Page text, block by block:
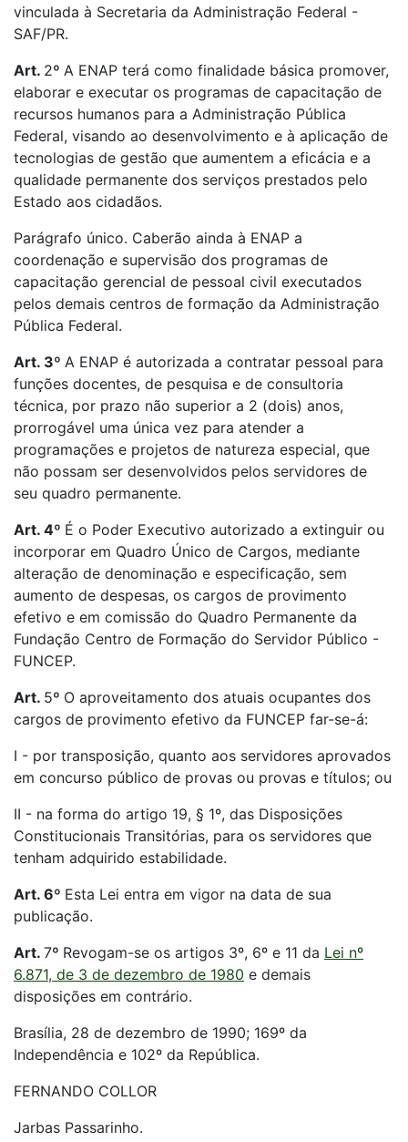
vinculada à Secretaria da Administração Federal -
SAF/PR.
Art. 2º A ENAP terá como finalidade básica promover,
elaborar e executar os programas de capacitação de
recursos humanos para a Administração Pública
Federal, visando ao desenvolvimento e à aplicação de
tecnologias de gestão que aumentem a eficácia e a
qualidade permanente dos serviços prestados pelo
Estado aos cidadãos.
Parágrafo único. Caberão ainda à ENAP a
coordenação e supervisão dos programas de
capacitação gerencial de pessoal civil executados
pelos demais centros de formação da Administração
Pública Federal.
Art. 3º A ENAP é autorizada a contratar pessoal para
funções docentes, de pesquisa e de consultoria
técnica, por prazo não superior a 2 (dois) anos,
prorrogável uma única vez para atender a
programações e projetos de natureza especial, que
não possam ser desenvolvidos pelos servidores de
seu quadro permanente.
Art. 4º É o Poder Executivo autorizado a extinguir ou
incorporar em Quadro Único de Cargos, mediante
alteração de denominação e especificação, sem
aumento de despesas, os cargos de provimento
efetivo e em comissão do Quadro Permanente da
Fundação Centro de Formação do Servidor Público -
FUNCEP.
Art. 5º O aproveitamento dos atuais ocupantes dos
cargos de provimento efetivo da FUNCEP far-se-á:
I - por transposição, quanto aos servidores aprovados
em concurso público de provas ou provas e títulos; ou
II - na forma do artigo 19, § 1º, das Disposições
Constitucionais Transitórias, para os servidores que
tenham adquirido estabilidade.
Art. 6º Esta Lei entra em vigor na data de sua
publicação.
Art. 7º Revogam-se os artigos 3º, 6º e 11 da Lei nº
6.871, de 3 de dezembro de 1980 e demais
disposições em contrário.
Brasília, 28 de dezembro de 1990; 169º da
Independência e 102º da República.
FERNANDO COLLOR
Jarbas Passarinho.